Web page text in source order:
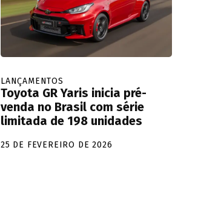
LANÇAMENTOS
Toyota GR Yaris inicia pré-
venda no Brasil com série
limitada de 198 unidades
25 DE FEVEREIRO DE 2026